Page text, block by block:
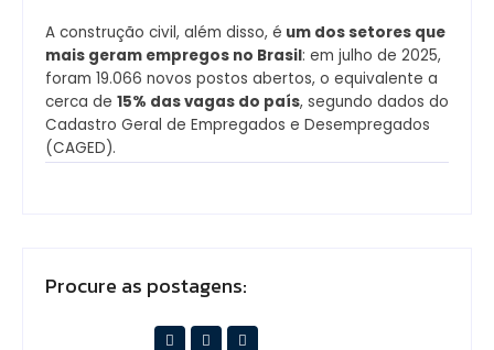
A construção civil, além disso, é um dos setores que
mais geram empregos no Brasil: em julho de 2025,
foram 19.066 novos postos abertos, o equivalente a
cerca de 15% das vagas do país, segundo dados do
Cadastro Geral de Empregados e Desempregados
(CAGED).
Procure as postagens: